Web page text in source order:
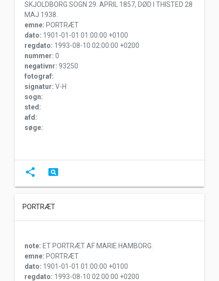
SKJOLDBORG SOGN 29. APRIL 1857, DØD I THISTED 28
MAJ 1938.
emne: PORTRÆT
dato: 1901-01-01 01:00:00 +0100
regdato: 1993-08-10 02:00:00 +0200
nummer: 0
negativnr: 93250
fotograf:
signatur: V-H
sogn:
sted:
afd:
søge:
share pageview
PORTRÆT
note: ET PORTRÆT AF MARIE HAMBORG.
emne: PORTRÆT
dato: 1901-01-01 01:00:00 +0100
regdato: 1993-08-10 02:00:00 +0200